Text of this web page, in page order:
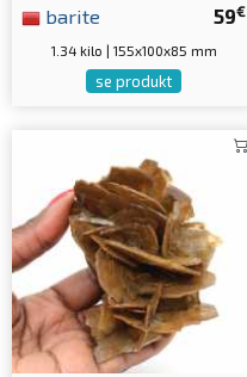
59€
barite
1.34 kilo | 155x100x85 mm
se produkt